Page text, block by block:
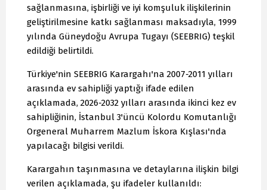
sağlanmasına, işbirliği ve iyi komşuluk ilişkilerinin
geliştirilmesine katkı sağlanması maksadıyla, 1999
yılında Güneydoğu Avrupa Tugayı (SEEBRIG) teşkil
edildiği belirtildi.
Türkiye'nin SEEBRIG Karargahı'na 2007-2011 yılları
arasında ev sahipliği yaptığı ifade edilen
açıklamada, 2026-2032 yılları arasında ikinci kez ev
sahipliğinin, İstanbul 3'üncü Kolordu Komutanlığı
Orgeneral Muharrem Mazlum İskora Kışlası'nda
yapılacağı bilgisi verildi.
Karargahın taşınmasına ve detaylarına ilişkin bilgi
verilen açıklamada, şu ifadeler kullanıldı: